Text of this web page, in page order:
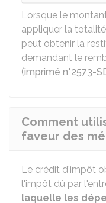
Lorsque le
appliquer la
peut obtenir la
demandant le
(imprimé n°2573-
Comment
faveur des
Le crédit d'impôt
l'impôt dû par
laquelle les